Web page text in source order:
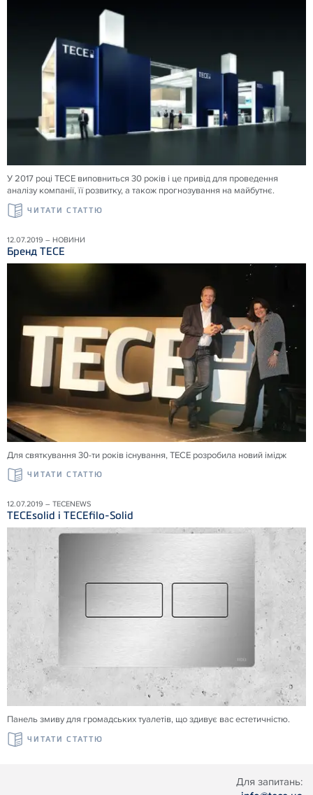
Для запитань:
У 2017 році ТЕСЕ виповниться 30 років і це привід для проведення
аналізу компанії, її розвитку, а також прогнозування на майбутнє.
ЧИТАТИ СТАТТЮ
12.07.2019 – НОВИНИ
Бренд ТЕСЕ
Для святкування 30-ти років існування, ТЕСЕ розробила новий імідж
ЧИТАТИ СТАТТЮ
12.07.2019 – TECENEWS
TECEsolid і TECEfilo-Solid
Панель змиву для громадських туалетів, що здивує вас естетичністю.
ЧИТАТИ СТАТТЮ